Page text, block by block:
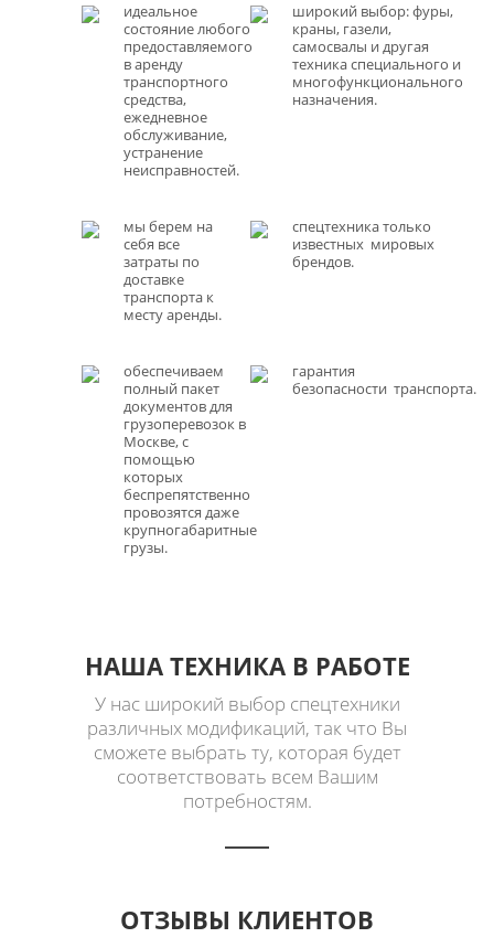
идеальное
состояние любого
предоставляемого
в аренду
транспортного
средства,
ежедневное
обслуживание,
устранение
неисправностей.
широкий выбор: фуры,
краны, газели,
самосвалы и другая
техника специального и
многофункционального
назначения.
мы берем на
себя все
затраты по
доставке
транспорта к
месту аренды.
спецтехника только
известных мировых
брендов.
обеспечиваем
полный пакет
документов для
грузоперевозок в
Москве, с
помощью
которых
беспрепятственно
провозятся даже
крупногабаритные
грузы.
гарантия
безопасности транспорта.
НАША ТЕХНИКА В РАБОТЕ
У нас широкий выбор спецтехники
различных модификаций, так что Вы
сможете выбрать ту, которая будет
соответствовать всем Вашим
потребностям.
ОТЗЫВЫ КЛИЕНТОВ